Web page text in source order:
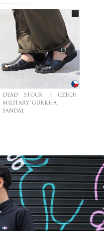
DEAD STOCK / CZECH
MILITARY”GURKHA
SANDAL